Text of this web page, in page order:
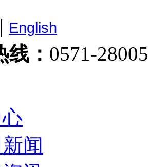
| English
线： 0571-
闻